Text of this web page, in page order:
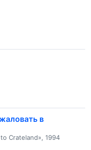
в
Crateland», 1994